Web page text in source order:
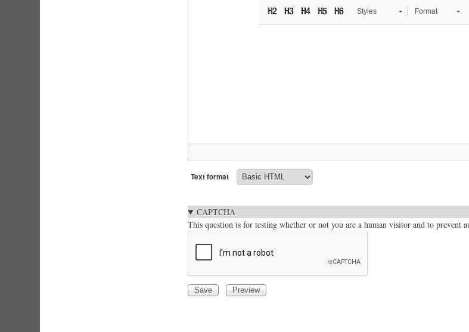
Styles Format
Text format
CAPTCHA
This question is for testing whether or not you are a human visitor and to prevent